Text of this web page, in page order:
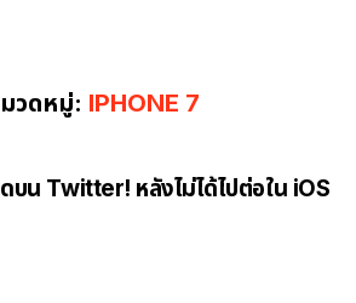
วดหมู่: IPHONE 7
บน Twitter! หลังไม่ได้ไปต่อใน iOS